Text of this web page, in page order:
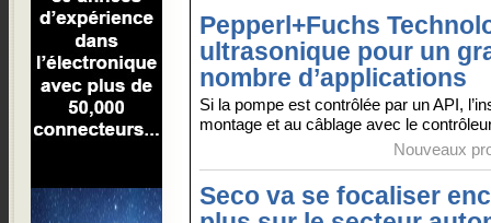
Pepperl+Fuchs
ultrasonique pour un
nombre d’applications
Si la pompe est contrôlée par un API,
montage et au câblage avec le
Nouveaux
Seco va se focaliser